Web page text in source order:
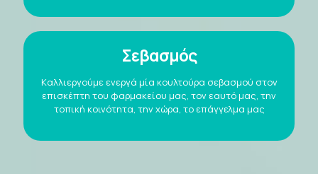
Σεβασμός
Kαλλιεργούμε ενεργά μία κουλτούρα σεβασμού στον
επισκέπτη του φαρμακείου μας, τον εαυτό μας, την
τοπική κοινότητα, την χώρα, το επάγγελμα μας